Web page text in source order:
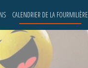
CALENDRIER DE LA FOURMILIÈRE